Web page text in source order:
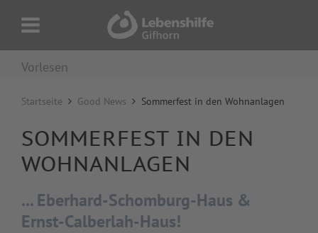
Vorlesen
Startseite Good News Sommerfest in den Wohnanlagen
SOMMERFEST IN DEN
WOHNANLAGEN
... Eberhard-Schomburg-Haus &
Ernst-Calberlah-Haus!